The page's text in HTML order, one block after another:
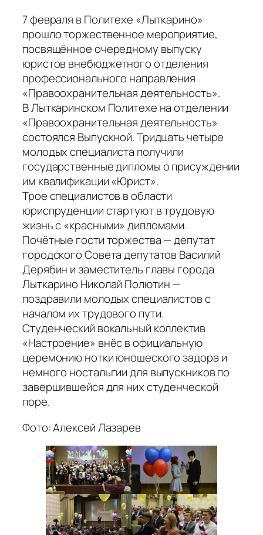
7 февраля в Политехе «Лыткарино»
прошло торжественное мероприятие,
посвящённое очередному выпуску
юристов внебюджетного отделения
профессионального направления
«Правоохранительная деятельность».
В Лыткаринском Политехе на отделении
«Правоохранительная деятельность»
состоялся Выпускной. Тридцать четыре
молодых специалиста получили
государственные дипломы о присуждении
им квалификации «Юрист».
Трое специалистов в области
юриспруденции стартуют в трудовую
жизнь с «красными» дипломами.
Почётные гости торжества — депутат
городского Совета депутатов Василий
Дерябин и заместитель главы города
Лыткарино Николай Полютин —
поздравили молодых специалистов с
началом их трудового пути.
Студенческий вокальный коллектив
«Настроение» внёс в официальную
церемонию нотки юношеского задора и
немного ностальгии для выпускников по
завершившейся для них студенческой
поре.
Фото: Алексей Лазарев